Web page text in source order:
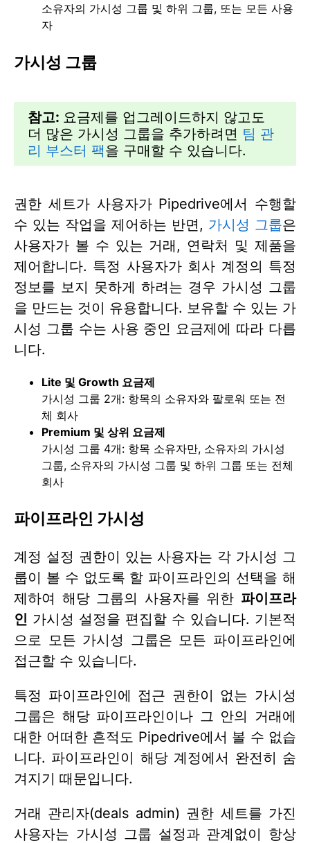
소유자의 가시성 그룹 및 하위 그룹, 또는 모든 사용
자
가시성 그룹
참고: 요금제를 업그레이드하지 않고도
더 많은 가시성 그룹을 추가하려면 팀 관
리 부스터 팩을 구매할 수 있습니다.
권한 세트가 사용자가 Pipedrive에서 수행할
수 있는 작업을 제어하는 반면, 가시성 그룹은
사용자가 볼 수 있는 거래, 연락처 및 제품을
제어합니다. 특정 사용자가 회사 계정의 특정
정보를 보지 못하게 하려는 경우 가시성 그룹
을 만드는 것이 유용합니다. 보유할 수 있는 가
시성 그룹 수는 사용 중인 요금제에 따라 다릅
니다.
Lite 및 Growth 요금제
가시성 그룹 2개: 항목의 소유자와 팔로워 또는 전
체 회사
Premium 및 상위 요금제
가시성 그룹 4개: 항목 소유자만, 소유자의 가시성
그룹, 소유자의 가시성 그룹 및 하위 그룹 또는 전체
회사
파이프라인 가시성
계정 설정 권한이 있는 사용자는 각 가시성 그
룹이 볼 수 없도록 할 파이프라인의 선택을 해
제하여 해당 그룹의 사용자를 위한 파이프라
인 가시성 설정을 편집할 수 있습니다. 기본적
으로 모든 가시성 그룹은 모든 파이프라인에
접근할 수 있습니다.
특정 파이프라인에 접근 권한이 없는 가시성
그룹은 해당 파이프라인이나 그 안의 거래에
대한 어떠한 흔적도 Pipedrive에서 볼 수 없습
니다. 파이프라인이 해당 계정에서 완전히 숨
겨지기 때문입니다.
거래 관리자(deals admin) 권한 세트를 가진
사용자는 가시성 그룹 설정과 관계없이 항상